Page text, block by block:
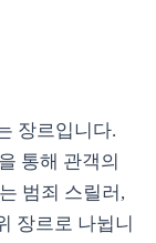
장르입니다.
통해 관객의
범죄 스릴러,
장르로 나뉩니